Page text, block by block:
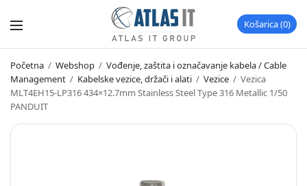
Košarica 0
Početna / Webshop / Vođenje, zaštita i označavanje kabela / Cable
Management / Kabelske vezice, držači i alati / Vezice / Vezica
MLT4EH15-LP316 434×12.7mm Stainless Steel Type 316 Metallic 1/50
PANDUIT